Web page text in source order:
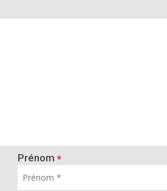
Prénom *